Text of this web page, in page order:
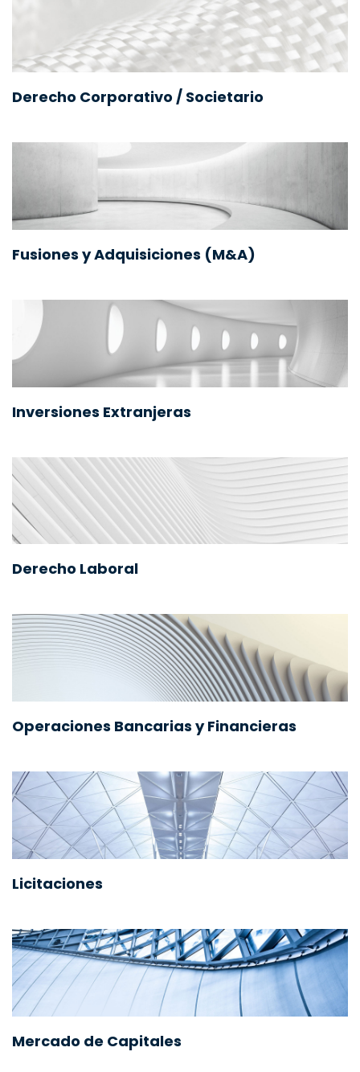
Derecho Corporativo / Societario
Fusiones y Adquisiciones (M&A)
Inversiones Extranjeras
Derecho Laboral
Operaciones Bancarias y Financieras
Licitaciones
Mercado de Capitales